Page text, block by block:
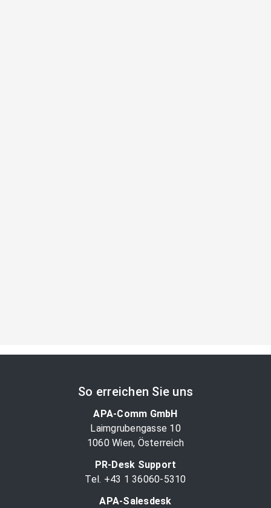
So erreichen Sie uns
APA-Comm GmbH
Laimgrubengasse 10
1060 Wien, Österreich
PR-Desk Support
Tel. +43 1 36060-5310
APA-Salesdesk